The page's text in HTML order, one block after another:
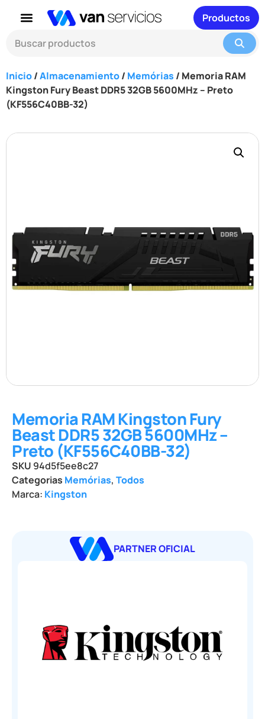
Productos
Inicio/Almacenamiento/ Memórias / Memoria RAM
Kingston Fury Beast DDR5 32GB 5600MHz – Preto
(KF556C40BB-32)
Memoria RAM Kingston Fury
Beast DDR5 32GB 5600MHz –
Preto (KF556C40BB-32)
SKU 94d5f5ee8c27
Categorias Memórias, Todos
Marca: Kingston
PARTNER OFICIAL